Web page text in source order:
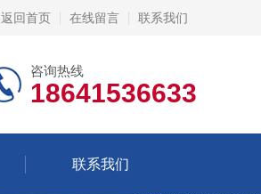
返回首页 在线留言 联系我们
咨询热线
18641536633
联系我们